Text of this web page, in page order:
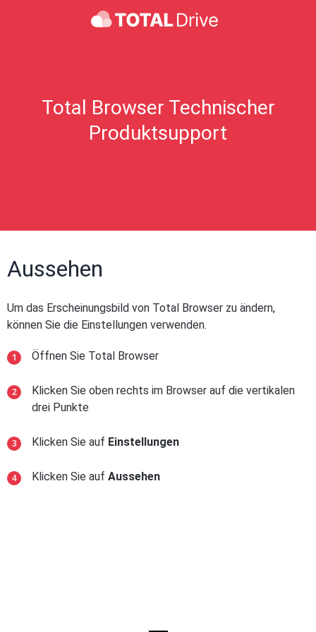
Total Browser Technischer
Produktsupport
Aussehen
Um das Erscheinungsbild von Total Browser zu ändern,
können Sie die Einstellungen verwenden.
Öffnen Sie Total Browser
Klicken Sie oben rechts im Browser auf die vertikalen
drei Punkte
Klicken Sie auf Einstellungen
Klicken Sie auf Aussehen